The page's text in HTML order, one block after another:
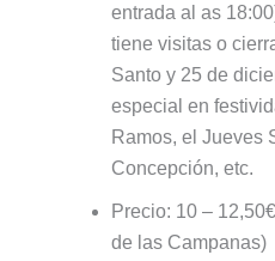
entrada al as
tiene visitas o
Santo y 25 de
especial en
Ramos, el Jueves
Concepción, etc.
Precio: 10 –
de las Campanas)